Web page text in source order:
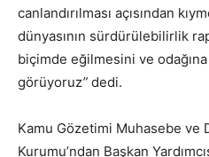
canlandırılması açısından
dünyasının sürdürülebilirlik
biçimde eğilmesini ve
görüyoruz” dedi.
Kamu Gözetimi Muhasebe ve
Kurumu’ndan Başkan